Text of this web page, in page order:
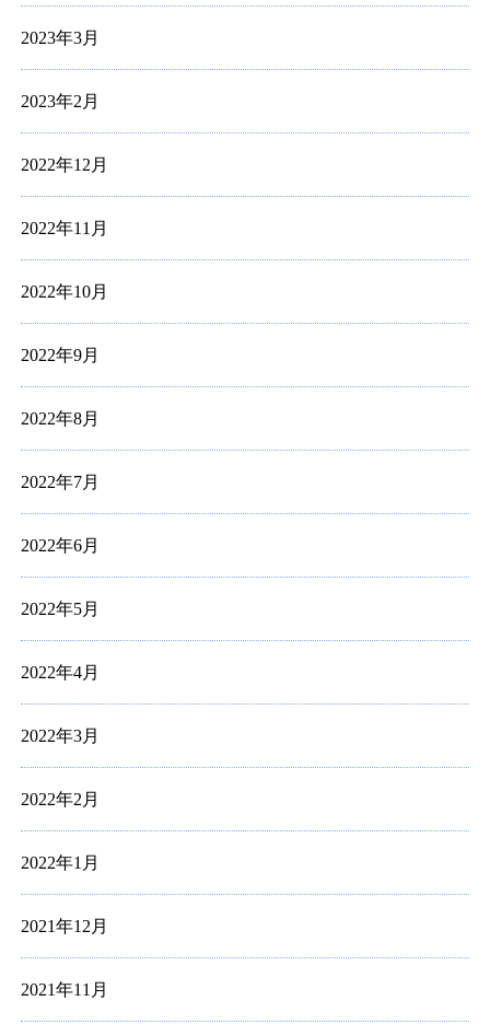
2023年3月
2023年2月
2022年12月
2022年11月
2022年10月
2022年9月
2022年8月
2022年7月
2022年6月
2022年5月
2022年4月
2022年3月
2022年2月
2022年1月
2021年12月
2021年11月